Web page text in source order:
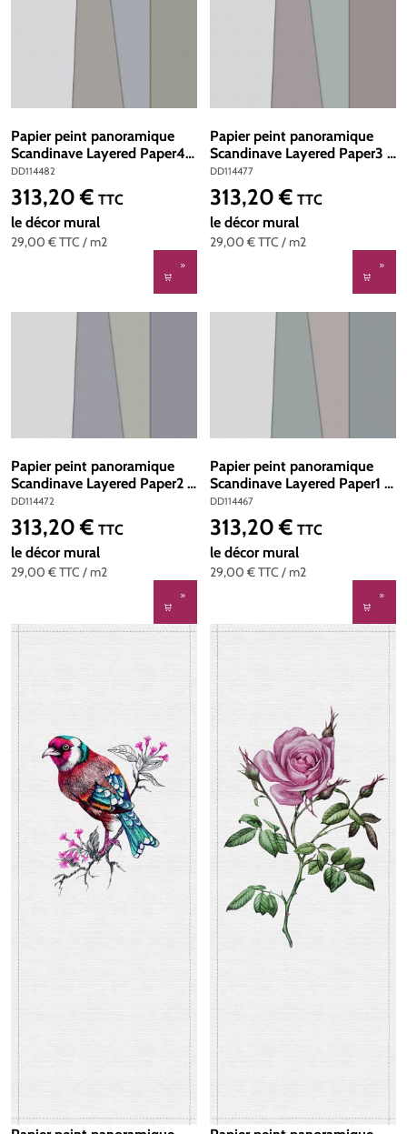
Papier peint panoramique
Scandinave Layered Paper4 -
Référence DD114482 -
Intissé 200g/m2 - Standard
400 x 270
DD114482
29,00 €TTC / m2
Prix régulier :
313,20 € TTC
le décor mural
Papier peint panoramique
Scandinave Layered Paper3 -
Référence DD114477 - Intissé
200g/m2 - Standard 400 x
270
DD114477
29,00 €TTC / m2
Prix régulier :
313,20 € TTC
le décor mural
Papier peint panoramique
Scandinave Layered Paper2 -
Référence DD114472 - Intissé
200g/m2 - Standard 400 x
270
DD114472
29,00 €TTC / m2
Prix régulier :
313,20 € TTC
le décor mural
Papier peint panoramique
Scandinave Layered Paper1 -
Référence DD114467 -
Intissé 200g/m2 - Standard
400 x 270
DD114467
29,00 €TTC / m2
Prix régulier :
313,20 € TTC
le décor mural